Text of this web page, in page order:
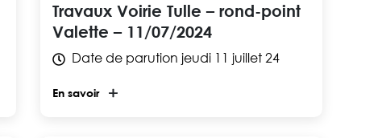
Travaux Voirie Tulle – rond-point
Valette – 11/07/2024
Date de parution jeudi 11 juillet 24
En savoir